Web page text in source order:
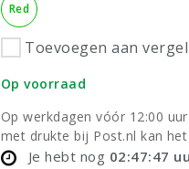
Red
Toevoegen aan
Op voorraad
Op werkdagen vóór 12:00
met drukte bij Post.nl kan
Je hebt nog 02:47:46